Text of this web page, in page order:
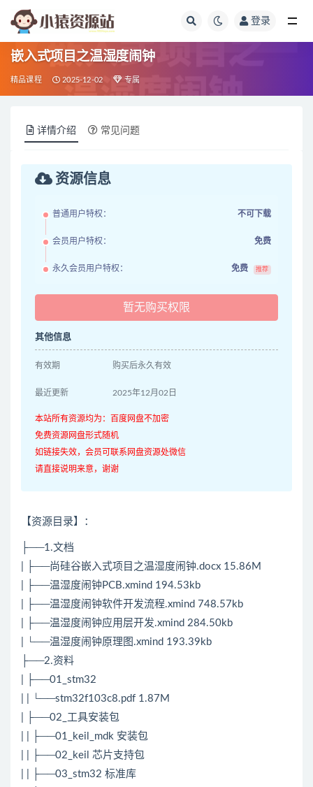
登录
嵌入式项目之温湿度闹钟
精品课程 2025-12-02 专属
详情介绍 常见问题
资源信息
普通用户特权： 不可下载
会员用户特权： 免费
永久会员用户特权： 免费 推荐
暂无购买权限
其他信息
有效期 购买后永久有效
最近更新 2025年12月02日
本站所有资源均为：百度网盘不加密
免费资源网盘形式随机
如链接失效，会员可联系网盘资源处微信
请直接说明来意，谢谢
【资源目录】：
├──1.文档
| ├──尚硅谷嵌入式项目之温湿度闹钟.docx 15.86M
| ├──温湿度闹钟PCB.xmind 194.53kb
| ├──温湿度闹钟软件开发流程.xmind 748.57kb
| ├──温湿度闹钟应用层开发.xmind 284.50kb
| └──温湿度闹钟原理图.xmind 193.39kb
├──2.资料
| ├──01_stm32
| | └──stm32f103c8.pdf 1.87M
| ├──02_工具安装包
| | ├──01_keil_mdk 安装包
| | ├──02_keil 芯片支持包
| | ├──03_stm32 标准库